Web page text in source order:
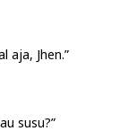
aja, Jhen.”
susu?”